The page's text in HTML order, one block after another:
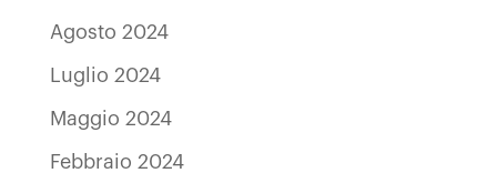
Agosto 2024
Luglio 2024
Maggio 2024
Febbraio 2024